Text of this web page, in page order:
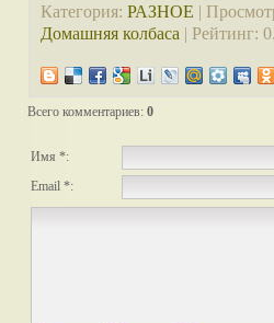
Категория: РАЗНОЕ |
Домашняя колбаса | Рейтинг:
Всего комментариев: 0
Имя *:
Email *: